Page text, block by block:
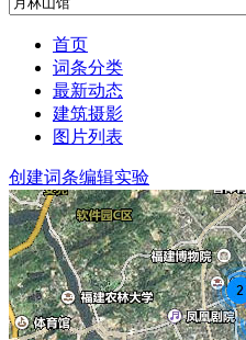
首页
词条分类
最新动态
建筑摄影
图片列表
创建词条编辑实验